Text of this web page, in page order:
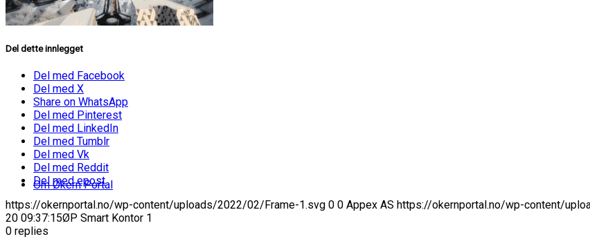
Om Økern Portal
Del dette innlegget
Del med Facebook
Del med X
Share on WhatsApp
Del med Pinterest
Del med LinkedIn
Del med Tumblr
Del med Vk
Del med Reddit
Del med epost
https://okernportal.no/wp-content/uploads/2022/02/Frame-1.svg 0 0 Appex AS https://okernportal.no/wp-content/
20 09:37:15ØP Smart Kontor 1
0 replies